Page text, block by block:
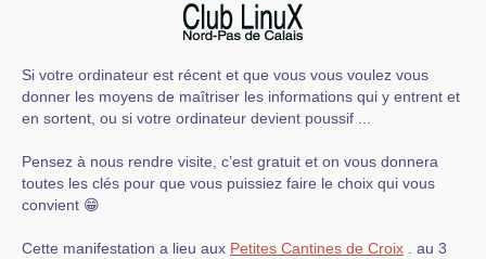
Si votre ordinateur est récent et que vous vous voulez vous
donner les moyens de maîtriser les informations qui y entrent et
en sortent, ou si votre ordinateur devient poussif ...
Pensez à nous rendre visite, c’est gratuit et on vous donnera
toutes les clés pour que vous puissiez faire le choix qui vous
convient 😁
Cette manifestation a lieu aux Petites Cantines de Croix . au 3